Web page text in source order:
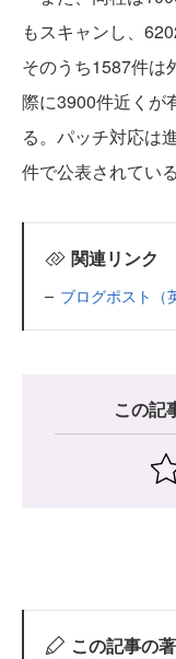
もスキャンし、
そのうち1587件は
際に3900件近くが
る。パッチ対応は
件で公表されている
関連リンク
ブログポスト（
この記
この記事の